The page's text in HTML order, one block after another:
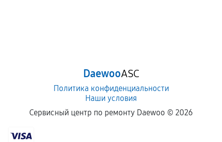
DaewooASC
Политика конфиденциальности
Наши условия
Сервисный центр по ремонту Daewoo © 2026